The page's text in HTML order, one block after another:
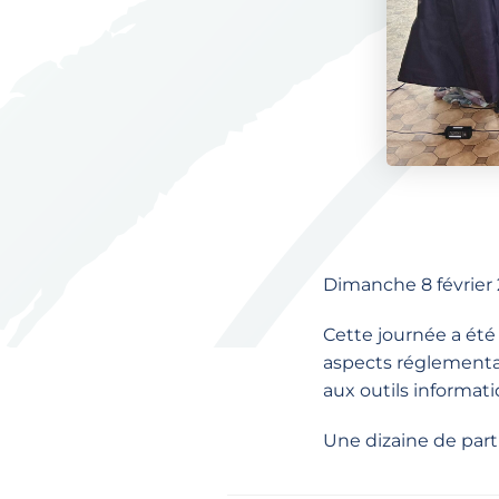
Dimanche 8 février
Cette journée a été
aspects
aux outils
Une dizaine de